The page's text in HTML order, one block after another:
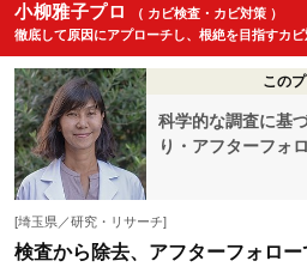
小柳雅子プロ
（ カビ検査・カビ対策 ）
徹底して原因にアプローチし、根絶を目指すカ
この
科学的な調査に基
り・アフターフォ
[埼玉県／研究・リサーチ]
検査から除去、アフターフォロ